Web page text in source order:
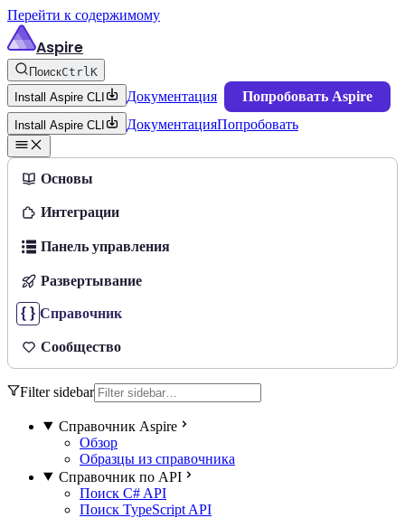
Перейти к содержимому
Aspire
ПоискCtrlK
Install Aspire CLI
Документация Попробовать Aspire
Install Aspire CLI ДокументацияПопробовать
Основы
Интеграции
Панель управления
Развертывание
Справочник
Сообщество
Filter sidebar
Справочник Aspire
Обзор
Образцы из справочника
Справочник по API
Поиск C# API
Поиск TypeScript API